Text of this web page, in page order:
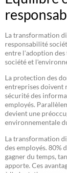
La transformation
responsabilité
entre l'adoption
société et
La protection des
entreprises doivent
sécurité des
employés.
devient une
environnementale
La transformation
des employés. 80%
gagner du temps,
apporte. Ces